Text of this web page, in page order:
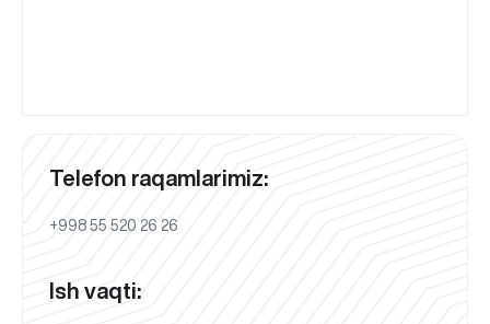
Telefon raqamlarimiz:
+998 55 520 26 26
Ish vaqti: